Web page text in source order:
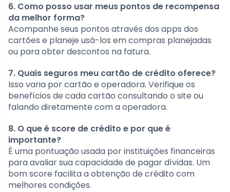
6. Como posso usar meus pontos de recompensa
da melhor forma?
Acompanhe seus pontos através dos apps dos
cartões e planeje usá-los em compras planejadas
ou para obter descontos na fatura.
7. Quais seguros meu cartão de crédito oferece?
Isso varia por cartão e operadora. Verifique os
benefícios de cada cartão consultando o site ou
falando diretamente com a operadora.
8. O que é score de crédito e por que é
importante?
É uma pontuação usada por instituições financeiras
para avaliar sua capacidade de pagar dívidas. Um
bom score facilita a obtenção de crédito com
melhores condições.